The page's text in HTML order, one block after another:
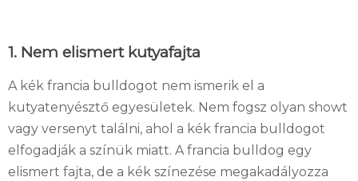
1. Nem elismert kutyafajta
A kék francia bulldogot nem ismerik el a
kutyatenyésztő egyesületek. Nem fogsz olyan showt
vagy versenyt találni, ahol a kék francia bulldogot
elfogadják a színük miatt. A francia bulldog egy
elismert fajta, de a kék színezése megakadályozza